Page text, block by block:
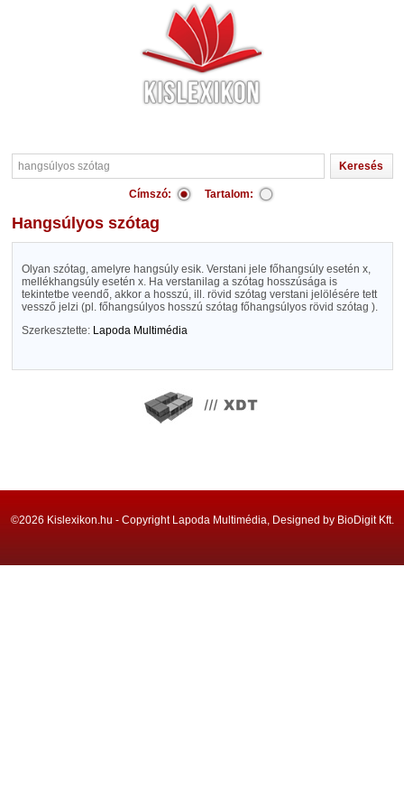
Címszó: Tartalom:
hangsúlyos szótag
Olyan szótag, amelyre hangsúly esik. Verstani jele főhangsúly esetén x,
mellékhangsúly esetén x. Ha verstanilag a szótag hosszúsága is
tekintetbe veendő, akkor a hosszú, ill. rövid szótag verstani jelölésére tett
vessző jelzi (pl. főhangsúlyos hosszú szótag főhangsúlyos rövid szótag ).
Szerkesztette: Lapoda Multimédia
©2026 Kislexikon.hu - Copyright Lapoda Multimédia, Designed by BioDigit Kft.